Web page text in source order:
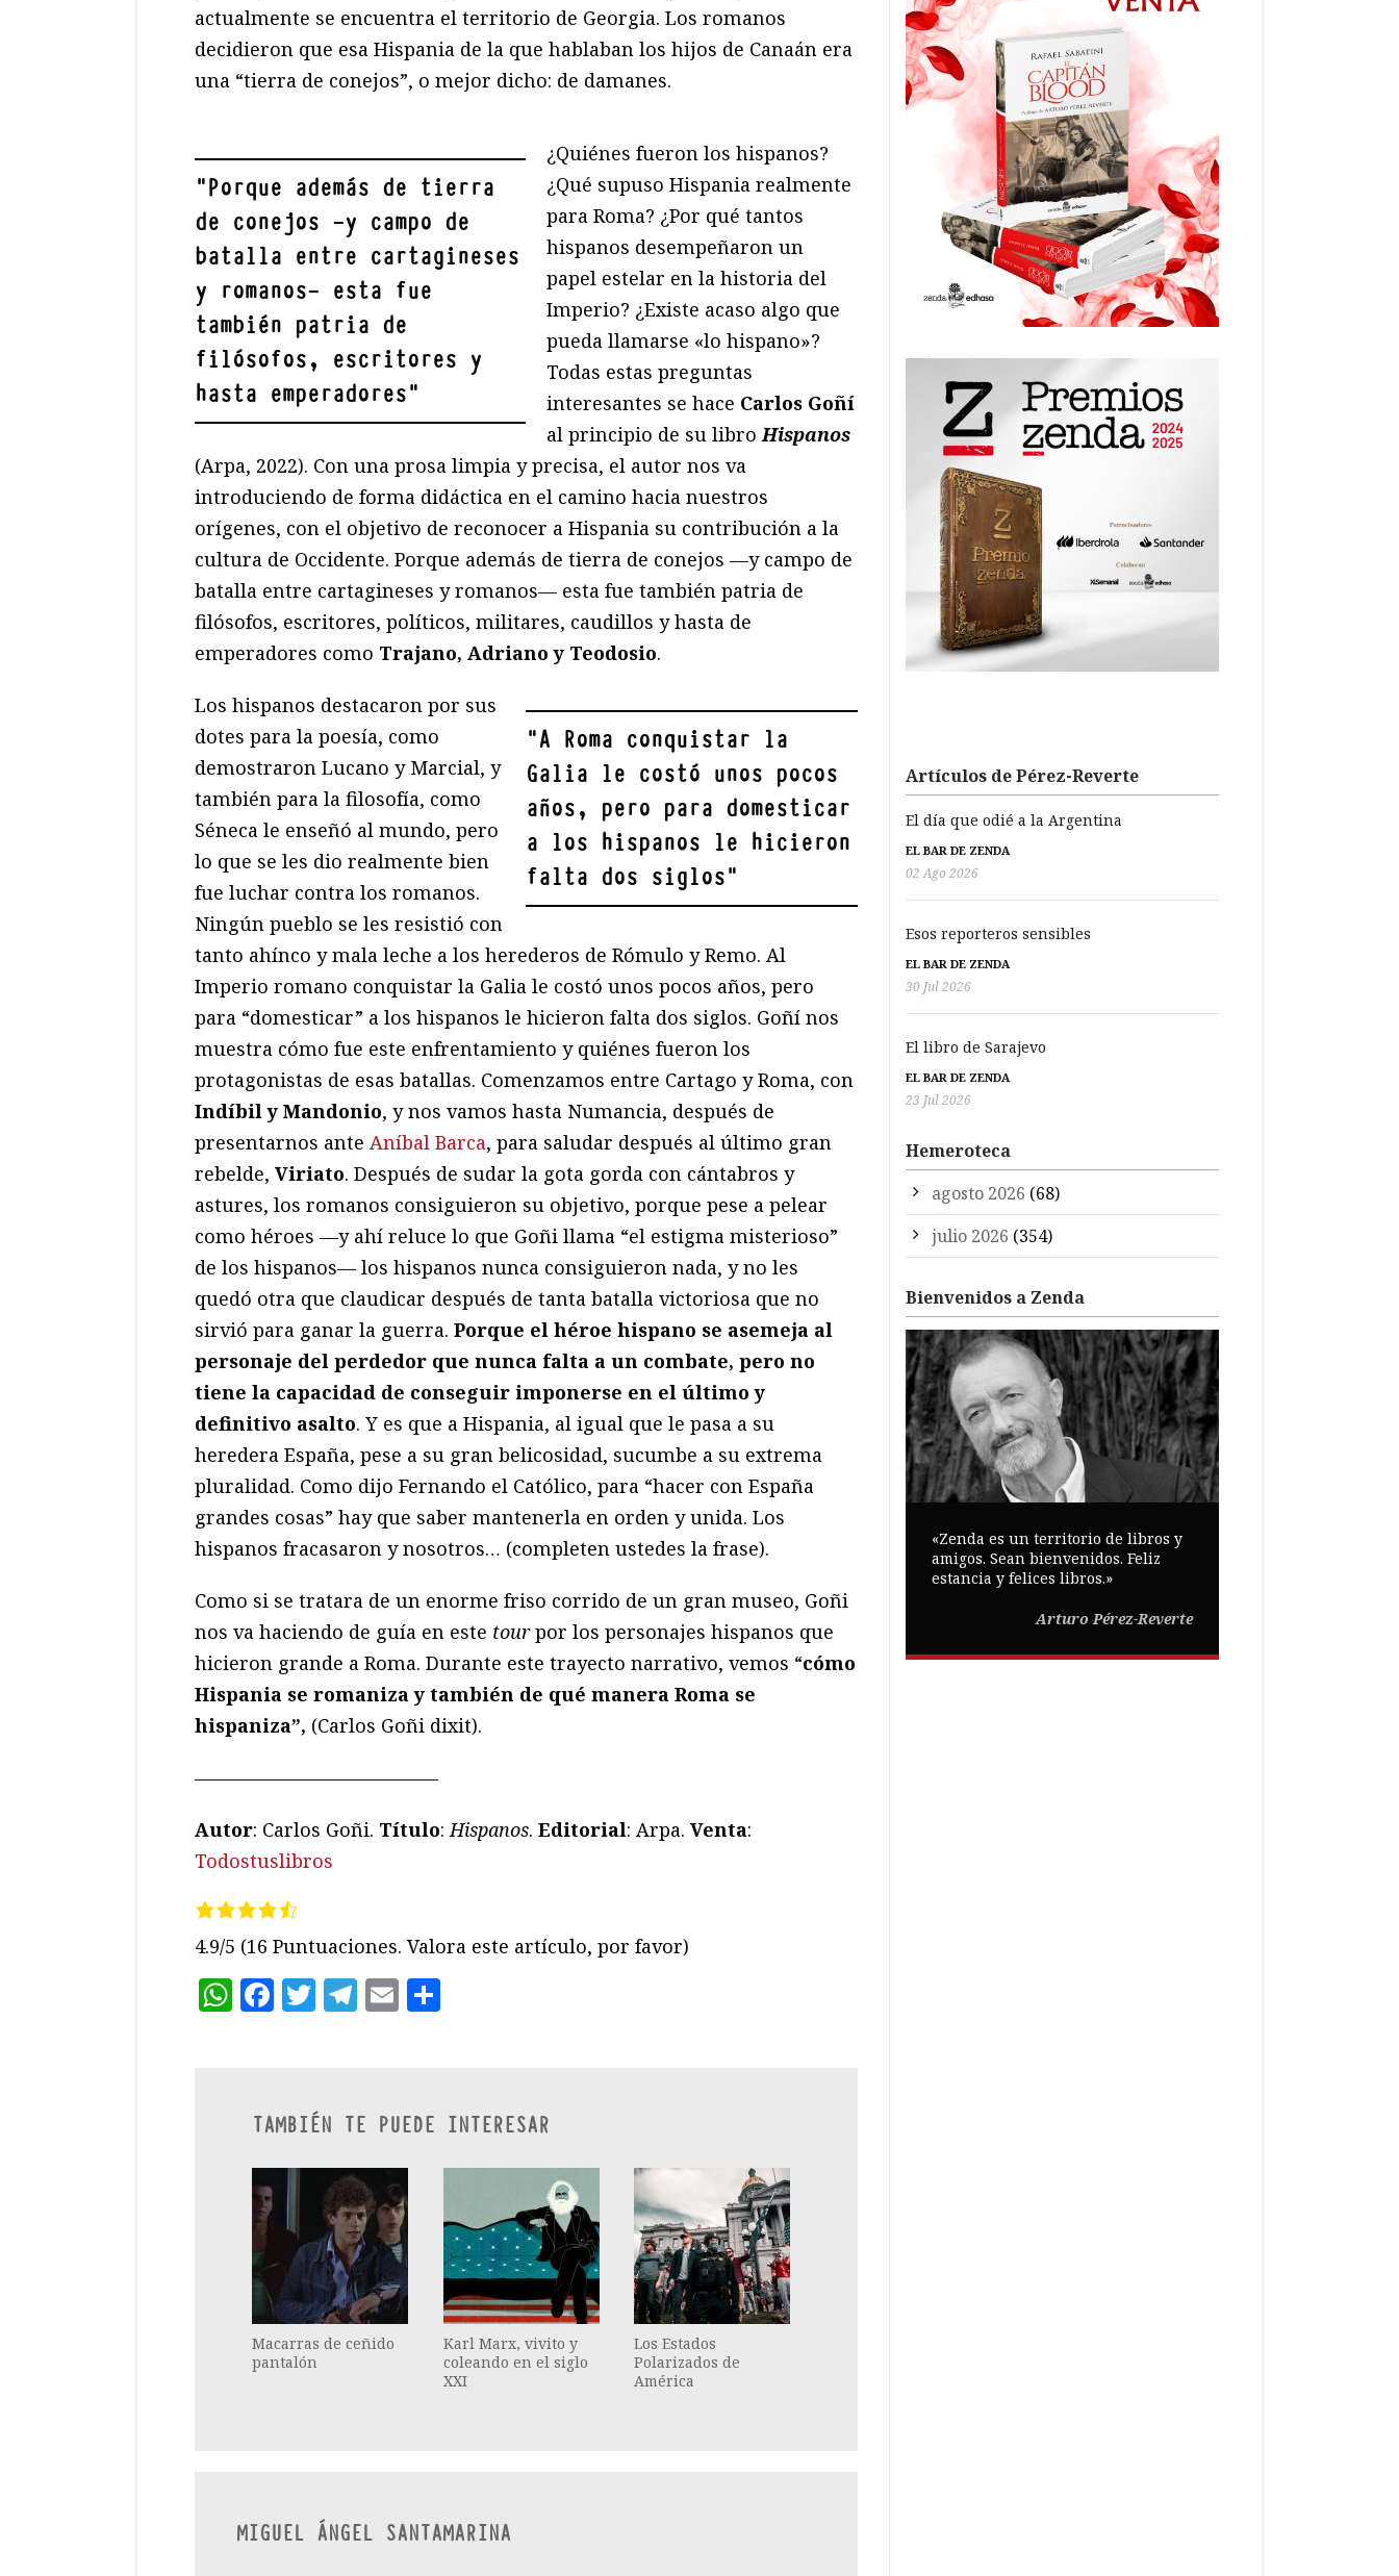
actualmente se encuentra el territorio de Georgia. Los romanos
decidieron que esa Hispania de la que hablaban los hijos de Canaán era
una “tierra de conejos”, o mejor dicho: de damanes.
"Porque además de tierra
de conejos —y campo de
batalla entre cartagineses
y romanos— esta fue
también patria de
filósofos, escritores y
hasta emperadores"
¿Quiénes fueron los hispanos?
¿Qué supuso Hispania realmente
para Roma? ¿Por qué tantos
hispanos desempeñaron un
papel estelar en la historia del
Imperio? ¿Existe acaso algo que
pueda llamarse «lo hispano»?
Todas estas preguntas
interesantes se hace Carlos Goñí
al principio de su libroHispanos
(Arpa, 2022). Con una prosa limpia y precisa, el autor nos va
introduciendo de forma didáctica en el camino hacia nuestros
orígenes, con el objetivo de reconocer a Hispania su contribución a la
cultura de Occidente. Porque además de tierra de conejos —y campo de
batalla entre cartagineses y romanos— esta fue también patria de
filósofos, escritores, políticos, militares, caudillos y hasta de
emperadores como Trajano, Adriano y Teodosio.
"A Roma conquistar la
Galia le costó unos pocos
años, pero para domesticar
a los hispanos le hicieron
falta dos siglos"
Los hispanos destacaron por sus
dotes para la poesía, como
demostraron Lucano y Marcial, y
también para la filosofía, como
Séneca le enseñó al mundo, pero
lo que se les dio realmente bien
fue luchar contra los romanos.
Ningún pueblo se les resistió con
tanto ahínco y mala leche a los herederos de Rómulo y Remo. Al
Imperio romano conquistar la Galia le costó unos pocos años, pero
para “domesticar” a los hispanos le hicieron falta dos siglos. Goñí nos
muestra cómo fue este enfrentamiento y quiénes fueron los
protagonistas de esas batallas. Comenzamos entre Cartago y Roma, con
Indíbil y Mandonio, y nos vamos hasta Numancia, después de
presentarnos ante Aníbal Barca, para saludar después al último gran
rebelde, Viriato. Después de sudar la gota gorda con cántabros y
astures, los romanos consiguieron su objetivo, porque pese a pelear
como héroes —y ahí reluce lo que Goñi llama “el estigma misterioso”
de los hispanos— los hispanos nunca consiguieron nada, y no les
quedó otra que claudicar después de tanta batalla victoriosa que no
sirvió para ganar la guerra. Porque el héroe hispano se asemeja al
personaje del perdedor que nunca falta a un combate, pero no
tiene la capacidad de conseguir imponerse en el último y
definitivo asalto. Y es que a Hispania, al igual que le pasa a su
heredera España, pese a su gran belicosidad, sucumbe a su extrema
pluralidad. Como dijo Fernando el Católico, para “hacer con España
grandes cosas” hay que saber mantenerla en orden y unida. Los
hispanos fracasaron y nosotros… (completen ustedes la frase).
Como si se tratara de un enorme friso corrido de un gran museo, Goñi
nos va haciendo de guía en este tourpor los personajes hispanos que
hicieron grande a Roma. Durante este trayecto narrativo, vemos “cómo
Hispania se romaniza y también de qué manera Roma se
hispaniza”, (Carlos Goñi dixit).
—————————————
Autor: Carlos Goñi. Título:Hispanos. Editorial: Arpa. Venta:
Todostuslibros
4.9/5 (16 Puntuaciones. Valora este artículo, por favor)
WhatsApp
Facebook
Twitter
Telegram
Email
TAMBIÉN TE PUEDE INTERESAR
Macarras de ceñido
pantalón
Karl Marx, vivito y
coleando en el siglo
XXI
Los Estados
Polarizados de
América
MIGUEL ÁNGEL SANTAMARINA
Artículos de Pérez-Reverte
El día que odié a la Argentina
EL BAR DE ZENDA
02 Ago 2026
Esos reporteros sensibles
EL BAR DE ZENDA
30 Jul 2026
El libro de Sarajevo
EL BAR DE ZENDA
23 Jul 2026
Hemeroteca
agosto 2026 (68)
julio 2026 (354)
Bienvenidos a Zenda
«Zenda es un territorio de libros y
amigos. Sean bienvenidos. Feliz
estancia y felices libros.»
Arturo Pérez-Reverte